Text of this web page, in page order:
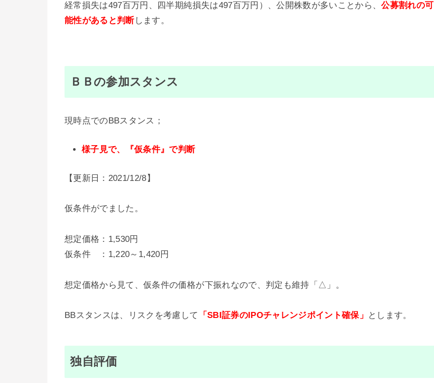
経常損失は497百万円、四半期純損失は497百万円）、公開株数が多いことから、公募割れの可
能性がある と判断します。
ＢＢの参加スタンス
現時点でのBBスタンス；
様子見で、『仮条件』で判断
【更新日：2021/12/8】
仮条件がでました。
想定価格：1,530円
仮条件 ： 1,220～1,420 円
想定価格から見て、仮条件の価格が下振れなので、判定も維持「△」。
BBスタンスは、リスクを考慮して 「SBI証券のIPOチャレンジポイント確保」 とします。
独自評価